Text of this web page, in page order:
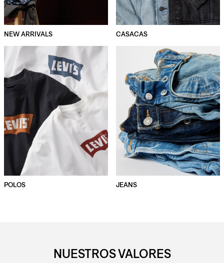
NEW ARRIVALS CASACAS
POLOS JEANS
NUESTROS VALORES